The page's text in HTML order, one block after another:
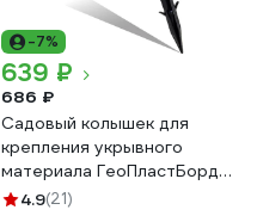
-7%
639 ₽
686 ₽
Садовый колышек для
крепления укрывного
материала ГеоПластБорд
100 шт, 15 см K150.100.PP
4.9(21)